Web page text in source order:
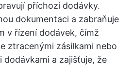
příchozí dodávky.
dokumentaci a zabraňuje
v řízení dodávek, čímž
ztracenými zásilkami nebo
dodávkami a zajišťuje, že